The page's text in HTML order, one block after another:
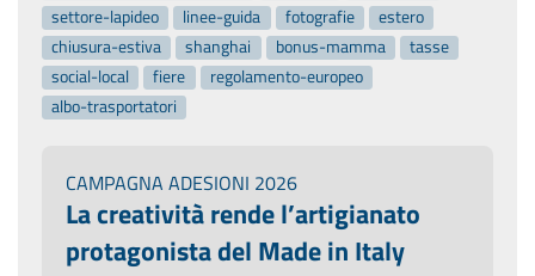
settore-lapideo
linee-guida fotografie
estero
chiusura-estiva
shanghai bonus-mamma
tasse
social-local
fiere
regolamento-europeo
albo-trasportatori
CAMPAGNA ADESIONI 2026
La creatività rende l’artigianato
protagonista del Made in Italy